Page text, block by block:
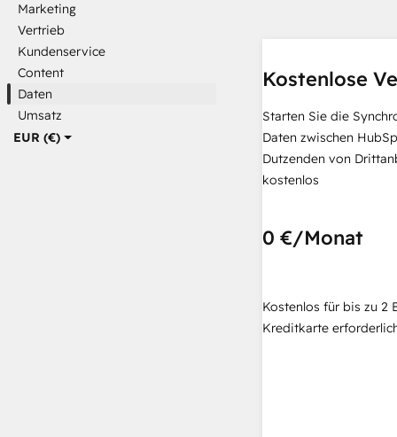
EUR (€)
Marketing
Vertrieb
Kundenservice
Content
Daten
Umsatz
Kostenlose
Starten Sie die
Daten zwischen
Dutzenden von
kostenlos
0 €/Monat
Kostenlos für bis zu 2
Kreditkarte